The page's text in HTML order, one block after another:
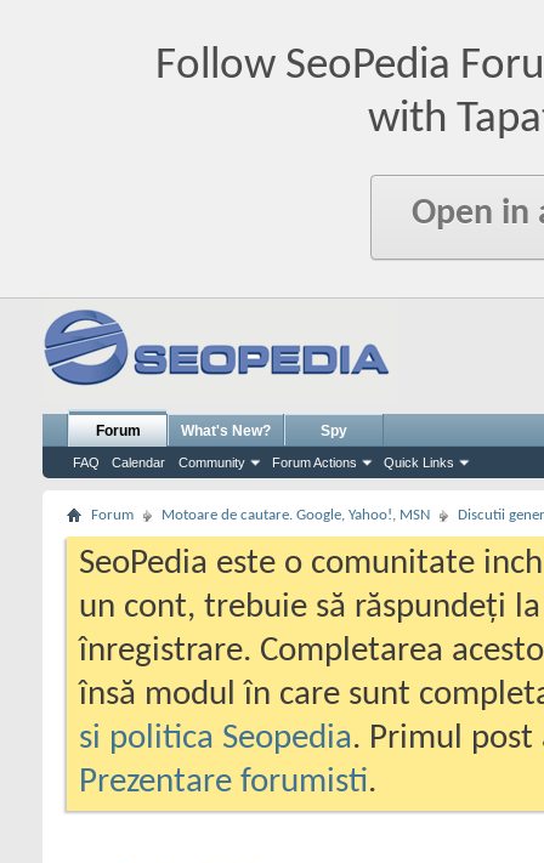
Follow SeoPedia
with
Open in
Forum
FAQ Calendar Community Forum Actions Quick Links
What's New? Spy
Forum Motoare de cautare. Google, Yahoo!, MSN Discutii
SeoPedia este o comunitate
un cont, trebuie să răspundeți
înregistrare. Completarea
însă modul în care sunt
si politica Seopedia. Primul
Prezentare forumisti.